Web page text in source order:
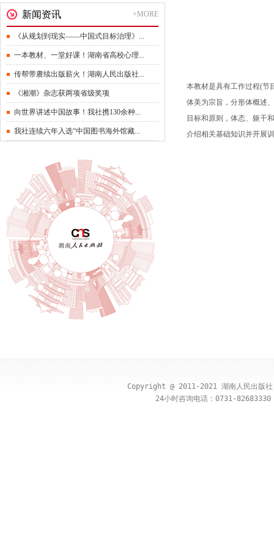
新闻资讯 +MORE
《从规划到现实——中国式目标治理》...
一本教材、一堂好课！湖南省高校心理...
传帮带赓续出版薪火！湖南人民出版社...
《湘潮》杂志获两项省级奖项
向世界讲述中国故事！我社携130余种...
我社连续六年入选“中国图书海外馆藏...
本教材是具有工作过程(节
体美为宗旨，分形体概述
目标和原则，体态、躯干
介绍相关基础知识并开展
Copyright @ 2011-2021 湖南人民出版
24小时咨询电话：0731-